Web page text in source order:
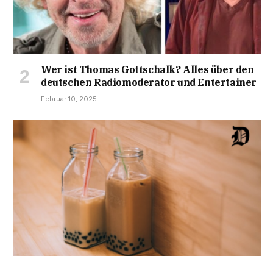
Wer ist Thomas Gottschalk? Alles über den
deutschen Radiomoderator und Entertainer
Februar 10, 2025